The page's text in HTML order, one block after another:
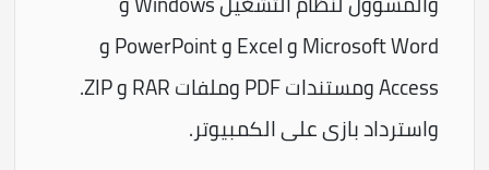
Microsoft Word و Excel و PowerPoint و
Access ومستندات PDF وملفات RAR و ZIP.
واسترداد بازی على الكمبيوتر.